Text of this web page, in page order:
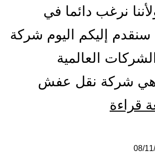
نرغب دائما في
إليكم اليوم شركة
العالمية
وهي شركة نقل عفش
قراءة
08/